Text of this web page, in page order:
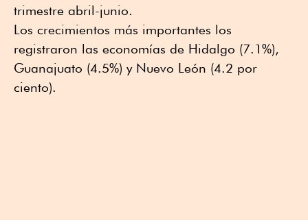
trimestre abril-junio.
Los crecimientos más importantes los
registraron las economías de Hidalgo (7.1%),
Guanajuato (4.5%) y Nuevo León (4.2 por
ciento).